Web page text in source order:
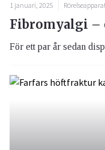
1 januari, 2025
Fibromyalgi –
För ett par år sedan